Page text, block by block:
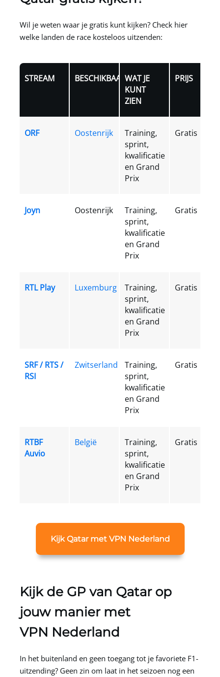
Wil je weten waar je gratis kunt kijken? Check hier
welke landen de race kosteloos uitzenden:
STREAM BESCHIKBAARHEID
WAT JE
KUNT
ZIEN
PRIJS
ORF Oostenrijk
Training,
sprint,
kwalificatie
en Grand
Prix
Gratis
Joyn Oostenrijk
Training,
sprint,
kwalificatie
en Grand
Prix
Gratis
RTL Play Luxemburg
Training,
sprint,
kwalificatie
en Grand
Prix
Gratis
SRF / RTS /
RSI
Zwitserland
Training,
sprint,
kwalificatie
en Grand
Prix
Gratis
RTBF
Auvio
België
Training,
sprint,
kwalificatie
en Grand
Prix
Gratis
Kijk Qatar met VPN Nederland
Kijk de GP van Qatar op
jouw manier met
VPN Nederland
In het buitenland en geen toegang tot je favoriete F1-
uitzending? Geen zin om laat in het seizoen nog een